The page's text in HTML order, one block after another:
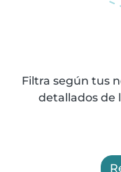
Filtra según tus
detallados de